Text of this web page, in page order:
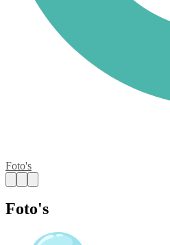
Foto's
Foto's